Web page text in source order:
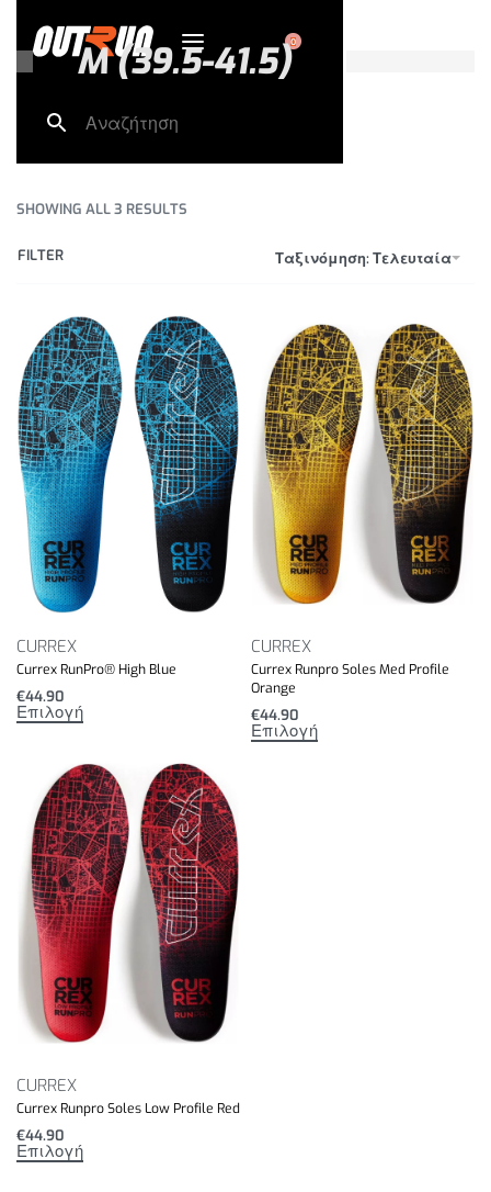
0
M (39.5-41.5)
SHOWING ALL 3 RESULTS
Ταξινόμηση: Τελευταία
FILTER
CURREX
Currex RunPro® High Blue
€44.90
Επιλογή
CURREX
Currex Runpro Soles Med Profile
Orange
€44.90
Επιλογή
CURREX
Currex Runpro Soles Low Profile Red
€44.90
Επιλογή